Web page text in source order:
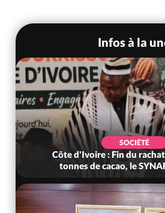
Infos à la
SOCIÉTÉ
Côte d'Ivoire : Fin du
tonnes de cacao, le